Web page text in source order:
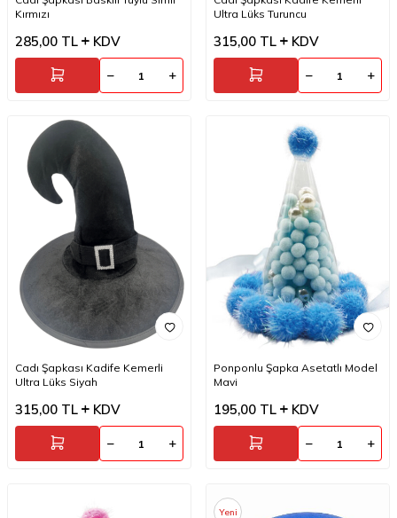
Kırmızı
285,00 TL KDV
Ultra Lüks Turuncu
315,00 TL KDV
Cadı Şapkası Kadife Kemerli
Ultra Lüks Siyah
315,00 TL KDV
Ponponlu Şapka Asetatlı Model
Mavi
195,00 TL KDV
Yeni